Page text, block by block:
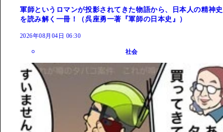
軍師というロマンが投影されてきた物語から、日本人の精神史
を読み解く一冊！（呉座勇一著『軍師の日本史』）
2026年08月04日 06:30
社会